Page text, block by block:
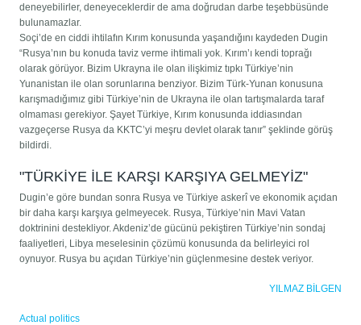
deneyebilirler, deneyeceklerdir de ama doğrudan darbe teşebbüsünde
bulunamazlar.
Soçi’de en ciddi ihtilafın Kırım konusunda yaşandığını kaydeden Dugin
“Rusya’nın bu konuda taviz verme ihtimali yok. Kırım’ı kendi toprağı
olarak görüyor. Bizim Ukrayna ile olan ilişkimiz tıpkı Türkiye’nin
Yunanistan ile olan sorunlarına benziyor. Bizim Türk-Yunan konusuna
karışmadığımız gibi Türkiye’nin de Ukrayna ile olan tartışmalarda taraf
olmaması gerekiyor. Şayet Türkiye, Kırım konusunda iddiasından
vazgeçerse Rusya da KKTC’yi meşru devlet olarak tanır” şeklinde görüş
bildirdi.
"TÜRKİYE İLE KARŞI KARŞIYA GELMEYİZ"
Dugin’e göre bundan sonra Rusya ve Türkiye askerî ve ekonomik açıdan
bir daha karşı karşıya gelmeyecek. Rusya, Türkiye’nin Mavi Vatan
doktrinini destekliyor. Akdeniz’de gücünü pekiştiren Türkiye’nin sondaj
faaliyetleri, Libya meselesinin çözümü konusunda da belirleyici rol
oynuyor. Rusya bu açıdan Türkiye’nin güçlenmesine destek veriyor.
YILMAZ BİLGEN
Actual politics